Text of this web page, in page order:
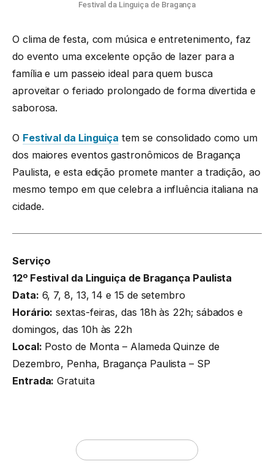
Festival da Linguiça de Bragança
O clima de festa, com música e entretenimento, faz
do evento uma excelente opção de lazer para a
família e um passeio ideal para quem busca
aproveitar o feriado prolongado de forma divertida e
saborosa.
O Festival da Linguiça tem se consolidado como um
dos maiores eventos gastronômicos de Bragança
Paulista, e esta edição promete manter a tradição, ao
mesmo tempo em que celebra a influência italiana na
cidade.
Serviço
12º Festival da Linguiça de Bragança Paulista
Data: 6, 7, 8, 13, 14 e 15 de setembro
Horário: sextas-feiras, das 18h às 22h; sábados e
domingos, das 10h às 22h
Local: Posto de Monta – Alameda Quinze de
Dezembro, Penha, Bragança Paulista – SP
Entrada: Gratuita